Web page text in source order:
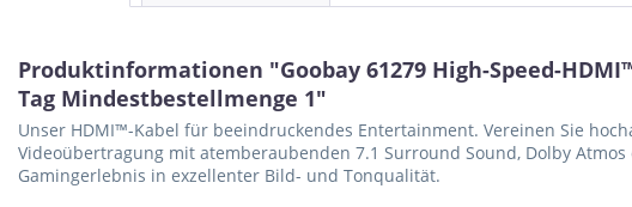
Produktinformationen "Goobay 61279 High-Speed-
Tag Mindestbestellmenge 1"
Unser HDMI™-Kabel für beeindruckendes Entertainment. Vereinen Sie
Videoübertragung mit atemberaubenden 7.1 Surround Sound, Dolby
Gamingerlebnis in exzellenter Bild- und Tonqualität.